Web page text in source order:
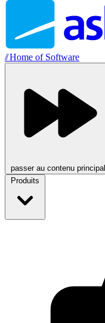
//Home of Software
passer au contenu principal
Produits